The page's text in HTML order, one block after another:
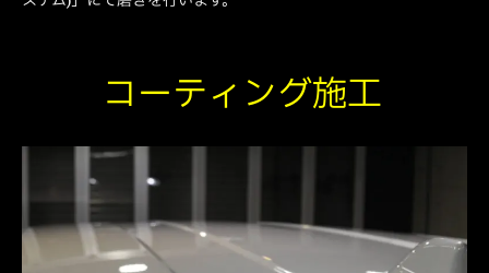
コーティング施工